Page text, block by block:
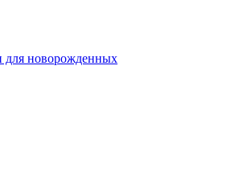
для новорожденных